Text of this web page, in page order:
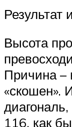
Результат
Высота
Причина –
«скошен».
116, как